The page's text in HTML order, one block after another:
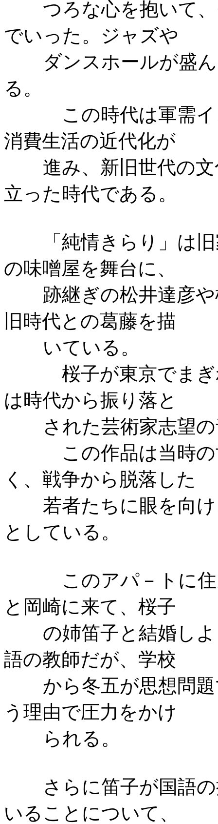
つろな心を抱いて
でいった。ジャズや
ダンスホールが盛
る。
この時代は軍需
消費生活の近代化が
進み、新旧世代の
立った時代である。
「純情きらり」は
の味噌屋を舞台に、
跡継ぎの松井達彦
旧時代との葛藤を描
いている。
桜子が東京でま
は時代から振り落と
された芸術家志望
この作品は当時
く、戦争から脱落した
若者たちに眼を向
としている。
このアパ－トに
と岡崎に来て、桜子
の姉笛子と結婚し
語の教師だが、学校
から冬五が思想問
う理由で圧力をかけ
られる。
さらに笛子が国語
いることについて、